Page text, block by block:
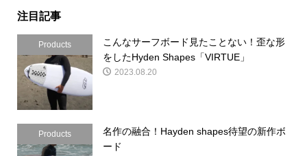
注目記事
Products
こんなサーフボード見たことない！歪な形
をしたHyden Shapes「VIRTUE」
2023.08.20
Products
名作の融合！Hayden shapes待望の新作ボ
ード